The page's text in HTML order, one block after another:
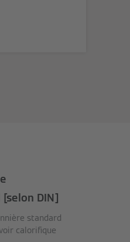
DIN]
standard
calorifique